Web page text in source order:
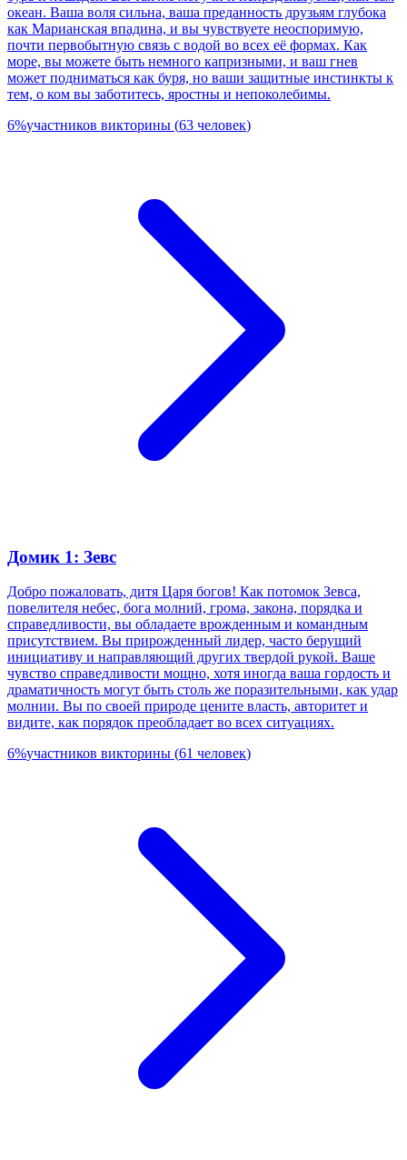
океан. Ваша воля сильна, ваша преданность друзьям глубока
как Марианская впадина, и вы чувствуете неоспоримую,
почти первобытную связь с водой во всех её формах. Как
море, вы можете быть немного капризными, и ваш гнев
может подниматься как буря, но ваши защитные инстинкты к
тем, о ком вы заботитесь, яростны и непоколебимы.
6%участников викторины (63 человек)
Домик 1: Зевс
Добро пожаловать, дитя Царя богов! Как потомок Зевса,
повелителя небес, бога молний, грома, закона, порядка и
справедливости, вы обладаете врожденным и командным
присутствием. Вы прирожденный лидер, часто берущий
инициативу и направляющий других твердой рукой. Ваше
чувство справедливости мощно, хотя иногда ваша гордость и
драматичность могут быть столь же поразительными, как удар
молнии. Вы по своей природе цените власть, авторитет и
видите, как порядок преобладает во всех ситуациях.
6%участников викторины (61 человек)